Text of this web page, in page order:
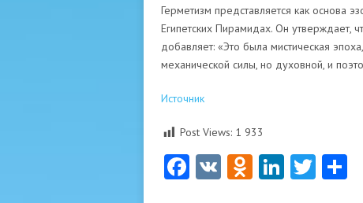
Герметизм представляется как основа
Египетских Пирамидах. Он утверждает,
добавляет: «Это была мистическая
механической силы, но духовной, и
Источник
Post Views: 1 933
Facebook
VK LinkedIn